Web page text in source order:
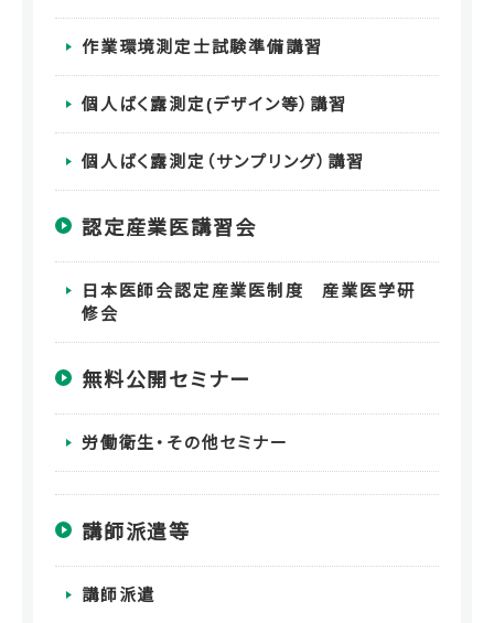
作業環境測定士試験準備講習
個人ばく露測定(デザイン等）講習
個人ばく露測定（サンプリング）講習
認定産業医講習会
日本医師会認定産業医制度 産業医学研
修会
無料公開セミナー
労働衛生・その他セミナー
講師派遣等
講師派遣